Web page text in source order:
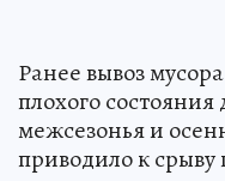
Ранее вывоз
плохого
межсезонья и
приводило к срыву